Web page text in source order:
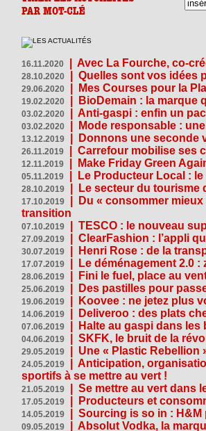
16.11.2020 Avec La Fourche, co-
28.10.2020 Quelles sont vos idées
29.06.2020 Mes Courses pour la
19.02.2020 BioDemain : la marque
03.02.2020 Anti-gaspi : enfin un
03.02.2020 Mode responsable :
13.12.2019 Donnons une seconde
26.11.2019 Carrefour mobilise ses
12.11.2019 Make Friday Green
05.11.2019 Le Producteur Local :
28.10.2019 Le secteur du tourisme
17.10.2019
Du « consommer
transition
07.10.2019 TESCO : le nouveau
27.09.2019 ClearFashion : l’appli
30.07.2019 Henri Rose : de la
17.07.2019 Le déménagement 2.0
28.06.2019 Fini le fuel, place au
25.06.2019 Des pastilles pour
19.06.2019 Koovee : ne jetez plus
14.06.2019 Deliveroo : des plats
07.06.2019 Halte au gaspi dans
04.06.2019 SKFK, le bruit de la
29.05.2019 Une « Plastic Rebellion
24.05.2019
Anticipation,
sportifs à se mettre au vert !
21.05.2019 Se mettre au vert dans
17.05.2019 Producteurs et
14.05.2019 Sourcing is so in :
09.05.2019 Absolut Vodka, la